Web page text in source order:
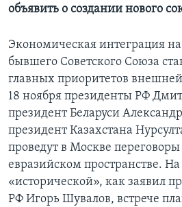
объявить о создании нового
Экономическая интеграция
бывшего Советского Союза
главных приоритетов
18 ноября президенты РФ
президент Беларуси
президент Казахстана
проведут в Москве
евразийском пространстве. На
«исторической», как заявил
РФ Игорь Шувалов, встрече